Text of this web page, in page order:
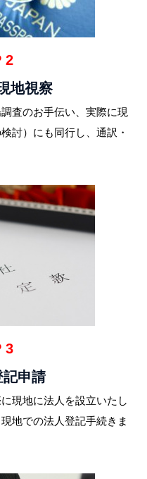
2
地視察
査のお手伝い、実際に現
討）にも同行し、通訳・
3
記申請
現地に法人を設立いたし
地での法人登記手続きま